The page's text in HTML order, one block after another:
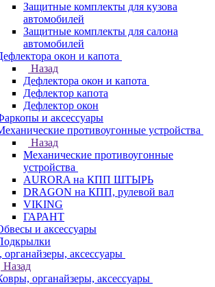
Защитные комплекты для кузова
автомобилей
Защитные комплекты для салона
автомобилей
окон и капота
Назад
Дефлектора окон и капота
Дефлектор капота
Дефлектор окон
и аксессуары
противоугонные устройства
Назад
Механические противоугонные
устройства
AURORA на КПП ШТЫРЬ
DRAGON на КПП, рулевой вал
VIKING
ГАРАНТ
и аксессуары
аксессуары
Назад
органайзеры, аксессуары